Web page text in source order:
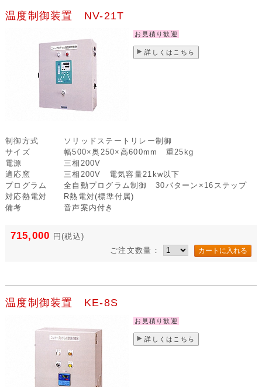
温度制御装置 NV-21T
お見積り歓迎
詳しくはこちら
制御方式
ソリッドステートリレー制御
サイズ
幅500×奥250×高600mm 重25kg
電源
三相200V
適応窯
三相200V 電気容量21kw以下
プログラム
全自動プログラム制御 30パターン×16ステップ
対応熱電対
R熱電対(標準付属)
備考
音声案内付き
715,000 円(税込)
ご注文数量：
温度制御装置 KE-8S
お見積り歓迎
詳しくはこちら